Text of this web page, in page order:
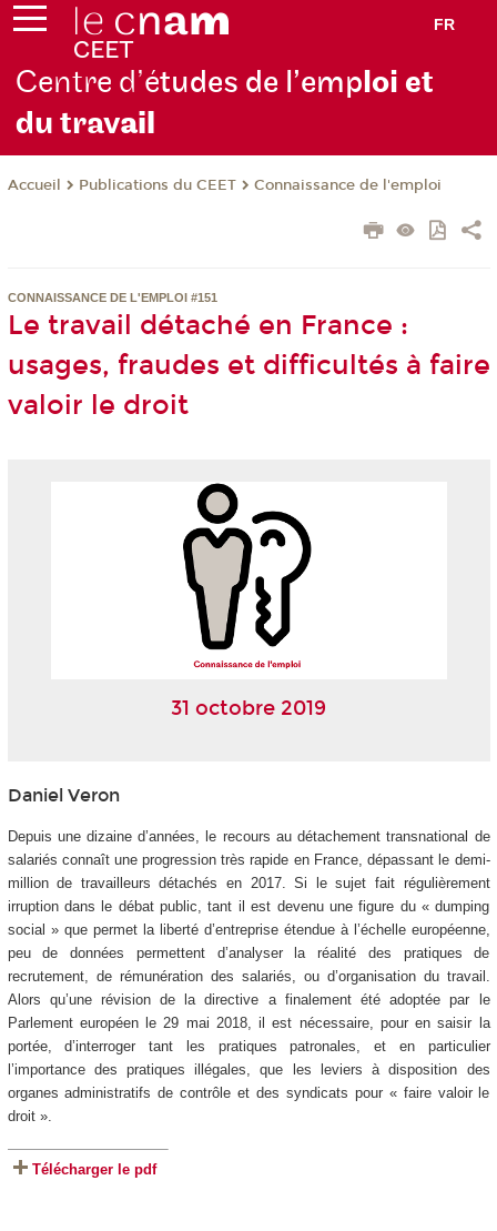
FR
Centre d’études de l’emploi et
du travail
Accueil Publications du CEET Connaissance de l'emploi
CONNAISSANCE DE L'EMPLOI #151
Le travail détaché en France :
usages, fraudes et difficultés à faire
valoir le droit
31 octobre 2019
Daniel Veron
Depuis une dizaine d’années, le recours au détachement transnational de
salariés connaît une progression très rapide en France, dépassant le demi-
million de travailleurs détachés en 2017. Si le sujet fait régulièrement
irruption dans le débat public, tant il est devenu une figure du « dumping
social » que permet la liberté d’entreprise étendue à l’échelle européenne,
peu de données permettent d’analyser la réalité des pratiques de
recrutement, de rémunération des salariés, ou d’organisation du travail.
Alors qu’une révision de la directive a finalement été adoptée par le
Parlement européen le 29 mai 2018, il est nécessaire, pour en saisir la
portée, d’interroger tant les pratiques patronales, et en particulier
l’importance des pratiques illégales, que les leviers à disposition des
organes administratifs de contrôle et des syndicats pour « faire valoir le
droit ».
Télécharger le pdf